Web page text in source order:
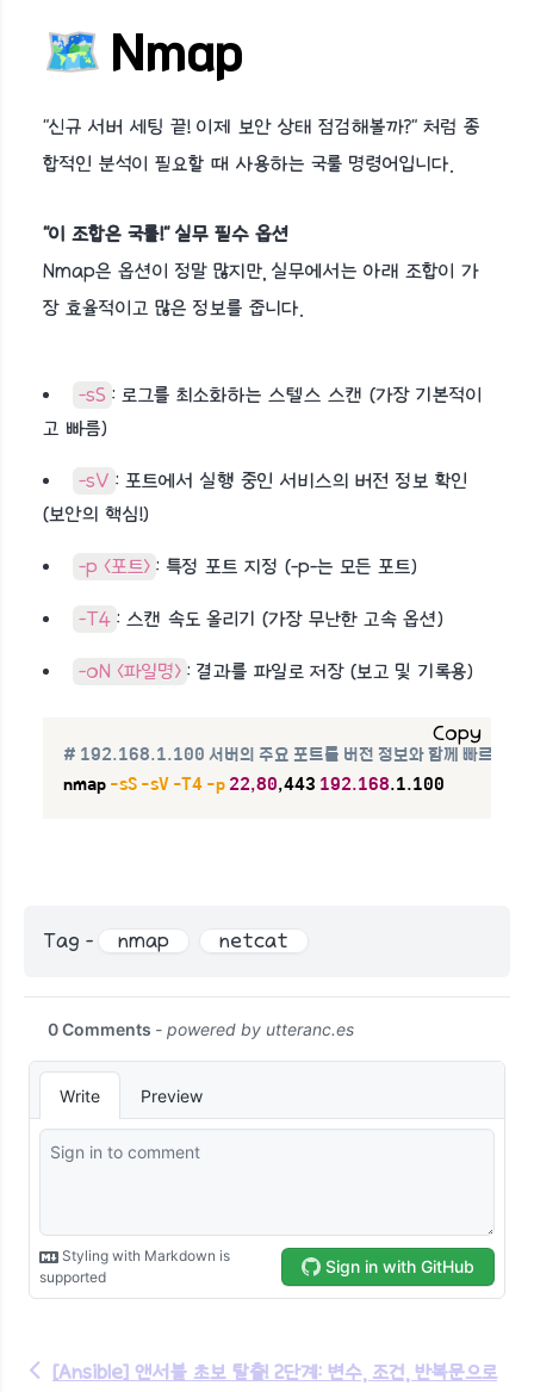
🗺️ Nmap
"신규 서버 세팅 끝! 이제 보안 상태 점검해볼까?" 처럼 종
합적인 분석이 필요할 때 사용하는 국룰 명령어입니다.
"이 조합은 국룰!" 실무 필수 옵션
Nmap은 옵션이 정말 많지만, 실무에서는 아래 조합이 가
장 효율적이고 많은 정보를 줍니다.
-sS : 로그를 최소화하는 스텔스 스캔 (가장 기본적이
고 빠름)
-sV : 포트에서 실행 중인 서비스의 버전 정보 확인
(보안의 핵심!)
-p <포트> : 특정 포트 지정 (-p-는 모든 포트)
-T4 : 스캔 속도 올리기 (가장 무난한 고속 옵션)
-oN <파일명> : 결과를 파일로 저장 (보고 및 기록용)
# 192.168.1.100 서버의 주요 포트를 버전 정보와 함께 빠르게 스
nmap -sS -sV -T4 -p 22,80,443 192.168.1.100
Copy
Tag - nmap netcat
← [Ansible] 앤서블 초보 탈출! 2단계: 변수, 조건, 반복문으로